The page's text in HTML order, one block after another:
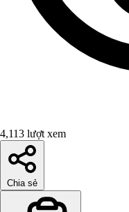
4,113 lượt xem
Chia sẻ